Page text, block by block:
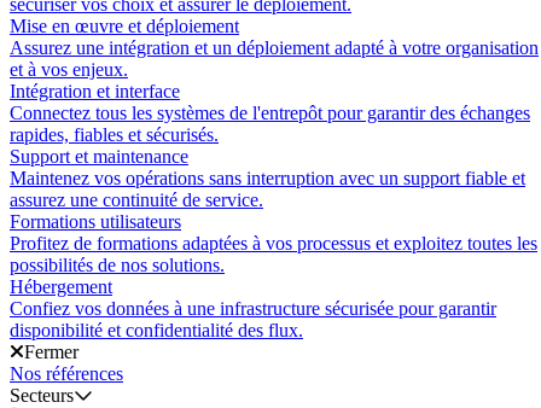
sécuriser vos choix et assurer le déploiement.
Mise en œuvre et déploiement
Assurez une intégration et un déploiement adapté à votre organisation
et à vos enjeux.
Intégration et interface
Connectez tous les systèmes de l'entrepôt pour garantir des échanges
rapides, fiables et sécurisés.
Support et maintenance
Maintenez vos opérations sans interruption avec un support fiable et
assurez une continuité de service.
Formations utilisateurs
Profitez de formations adaptées à vos processus et exploitez toutes les
possibilités de nos solutions.
Hébergement
Confiez vos données à une infrastructure sécurisée pour garantir
disponibilité et confidentialité des flux.
Fermer
Nos références
Secteurs